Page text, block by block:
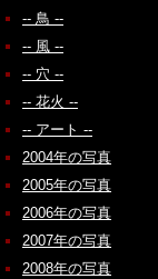
-- 鳥 --
-- 風 --
-- 穴 --
-- 花火 --
-- アート --
2004年の写真
2005年の写真
2006年の写真
2007年の写真
2008年の写真